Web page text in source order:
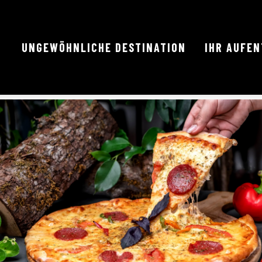
UNGEWÖHNLICHE DESTINATION IHR